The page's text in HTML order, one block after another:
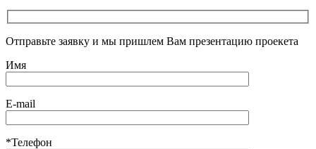
Отправьте заявку и мы пришлем Вам презентацию проекета
Имя
E-mail
*Телефон